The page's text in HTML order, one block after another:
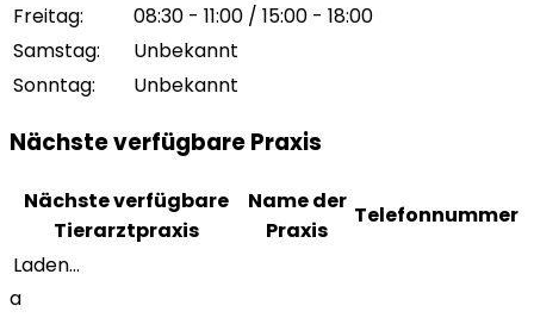
Freitag:
08:30 - 11:00 / 15:00 - 18:00
Samstag:
Unbekannt
Sonntag: Unbekannt
Nächste verfügbare Praxis
Nächste verfügbare
Tierarztpraxis
Name der
Praxis
Telefonnummer
Laden...
a